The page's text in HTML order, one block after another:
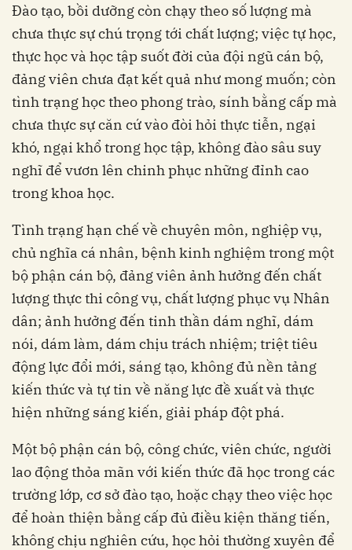
Đào tạo, bồi dưỡng còn chạy theo số lượng mà
chưa thực sự chú trọng tới chất lượng; việc tự học,
thực học và học tập suốt đời của đội ngũ cán bộ,
đảng viên chưa đạt kết quả như mong muốn; còn
tình trạng học theo phong trào, sính bằng cấp mà
chưa thực sự căn cứ vào đòi hỏi thực tiễn, ngại
khó, ngại khổ trong học tập, không đào sâu suy
nghĩ để vươn lên chinh phục những đỉnh cao
trong khoa học.
Tình trạng hạn chế về chuyên môn, nghiệp vụ,
chủ nghĩa cá nhân, bệnh kinh nghiệm trong một
bộ phận cán bộ, đảng viên ảnh hưởng đến chất
lượng thực thi công vụ, chất lượng phục vụ Nhân
dân; ảnh hưởng đến tinh thần dám nghĩ, dám
nói, dám làm, dám chịu trách nhiệm; triệt tiêu
động lực đổi mới, sáng tạo, không đủ nền tảng
kiến thức và tự tin về năng lực đề xuất và thực
hiện những sáng kiến, giải pháp đột phá.
Một bộ phận cán bộ, công chức, viên chức, người
lao động thỏa mãn với kiến thức đã học trong các
trường lớp, cơ sở đào tạo, hoặc chạy theo việc học
để hoàn thiện bằng cấp đủ điều kiện thăng tiến,
không chịu nghiên cứu, học hỏi thường xuyên để